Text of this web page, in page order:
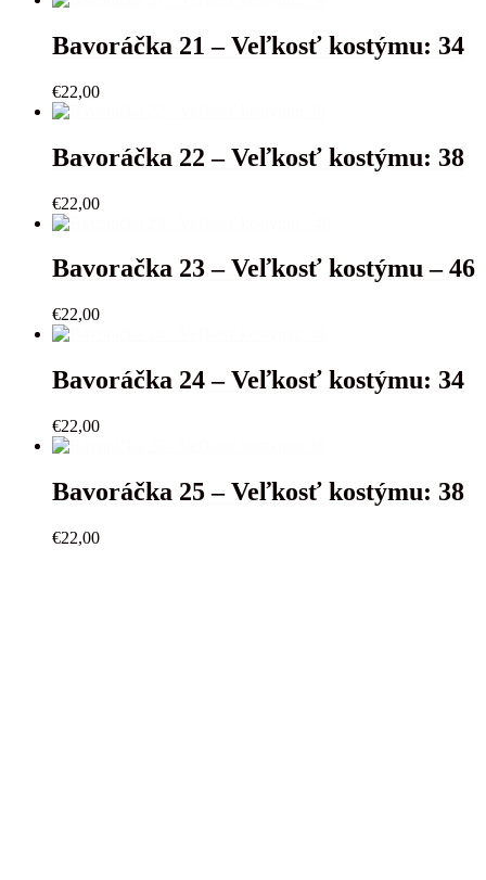
Bavoráčka 21 – Veľkosť kostýmu: 34
€22,00
Bavoráčka 22 – Veľkosť kostýmu: 38
€22,00
Bavoračka 23 – Veľkosť kostýmu – 46
€22,00
Bavoráčka 24 – Veľkosť kostýmu: 34
€22,00
Bavoráčka 25 – Veľkosť kostýmu: 38
€22,00